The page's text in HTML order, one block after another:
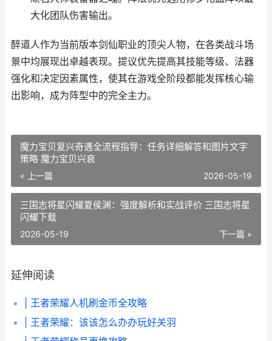
大化团队伤害输出。
醉道人作为当前版本剑仙职业的顶尖人物，在各类战斗场
景中均展现出卓越表现。提议优先提高其技能等级、法器
强化和决定因素属性，使其在游戏全阶段都能发挥核心输
出影响，成为阵型中的完全主力。
魔力宝贝复兴奇遇全流程指导：任务详细解答和图片文字
策略 魔力宝贝兴衰
« 上一篇 2026-05-19
三国志将星闪耀夏侯渊：强度解析和实战评价 三国志将星
闪耀下载
下一篇 »
2026-05-19
延伸阅读
| 王者荣耀人机刷金币全攻略
| 王者荣耀：该该怎么办办玩好关羽